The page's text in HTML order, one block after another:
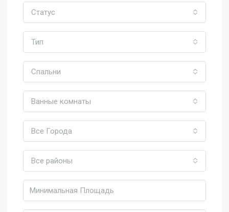
Статус
Тип
Спальни
Ванные комнаты
Все Города
Все районы